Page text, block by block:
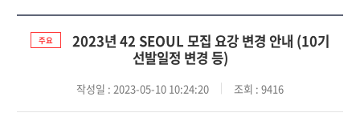
주요
2023년 42 SEOUL 모집 요강 변경 안내 (10기
선발일정 변경 등)
작성일 : 2023-05-10 10:24:20 조회 : 9416